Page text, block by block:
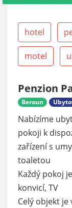
hotel
motel
Penzion
Beroun
Nabízíme
pokoji k
zařízení s
toaletou
Každý pokoj
konvicí, TV
Celý objekt je